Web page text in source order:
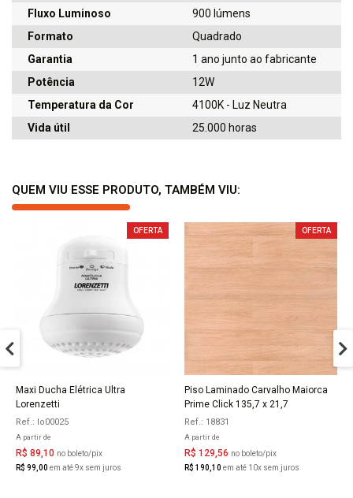
Fluxo Luminoso
900 lúmens
Formato
Quadrado
Garantia
1 ano junto ao fabricante
Potência
12W
Temperatura da Cor
4100K - Luz Neutra
Vida útil
25.000 horas
QUEM VIU ESSE PRODUTO, TAMBÉM VIU:
OFERTA
COMPRAR
Maxi Ducha Elétrica Ultra
Lorenzetti
Ref.: lo00025
A partir de
R$ 89,10 no boleto/pix
R$ 99,00 em até 9x sem juros
OFERTA
COMPRAR
Piso Laminado Carvalho Maiorca
Prime Click 135,7 x 21,7
Ref.: 18831
A partir de
R$ 129,56 no boleto/pix
R$ 190,10 em até 10x sem juros